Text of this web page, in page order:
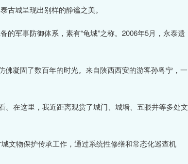
古城呈现出别样的静谧之美。
军事防御体系，素有“龟城”之称。2006年5月，永泰遗
佛凝固了数百年的时光。来自陕西西安的游客孙粤宁，一
。在这里，我近距离观赏了城门、城墙、五眼井等多处文
文物保护传承工作，通过系统性修缮和常态化巡查机